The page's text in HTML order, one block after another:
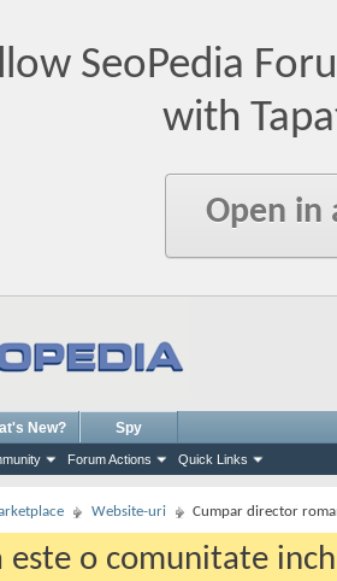
SeoPedia
with
Open in
Forum Actions Quick Links
New? Spy
Website-uri Cumpar director
este o comunitate